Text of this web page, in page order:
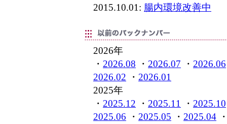
2015.10.01: 腸内環境改善中
2026年
・ 2026.08 ・ 2026.07 ・ 2026.06
2026.02 ・ 2026.01
2025年
・ 2025.12 ・ 2025.11 ・ 2025.10
2025.06 ・ 2025.05 ・ 2025.04